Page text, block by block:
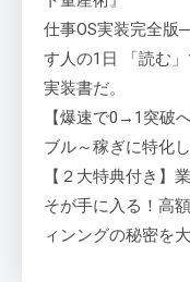
仕事OS実装完全版
す人の1日 「読む
実装書だ。
【爆速で0→1突破
ブル～稼ぎに特化
【２大特典付き】
そが手に入る！高
ィンングの秘密を